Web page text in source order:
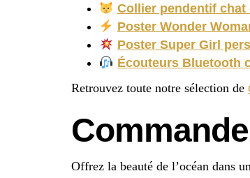
Collier pendentif chat
Poster Wonder
Poster Super Girl
Écouteurs Bluetooth
Retrouvez toute notre sélection de
Offrez la beauté de l’océan dans